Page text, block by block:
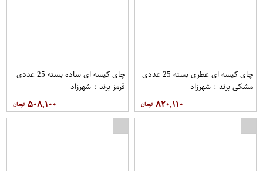
چای کیسه ای عطری بسته 25 عددی
مشکی برند : شهرزاد
۸۲۰,۱۱۰
چای کیسه ای ساده بسته 25 عددی
قرمز برند : شهرزاد
۵۰۸,۱۰۰